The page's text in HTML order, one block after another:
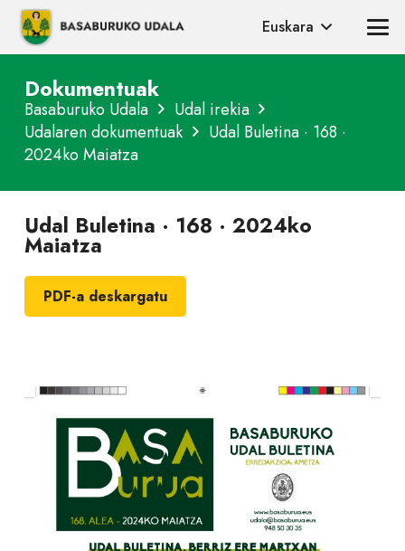
Euskara
Dokumentuak
Basaburuko Udala
Udal irekia
Udalaren dokumentuak
Udal Buletina · 168 ·
2024ko Maiatza
Udal Buletina · 168 · 2024ko
Maiatza
PDF-a deskargatu